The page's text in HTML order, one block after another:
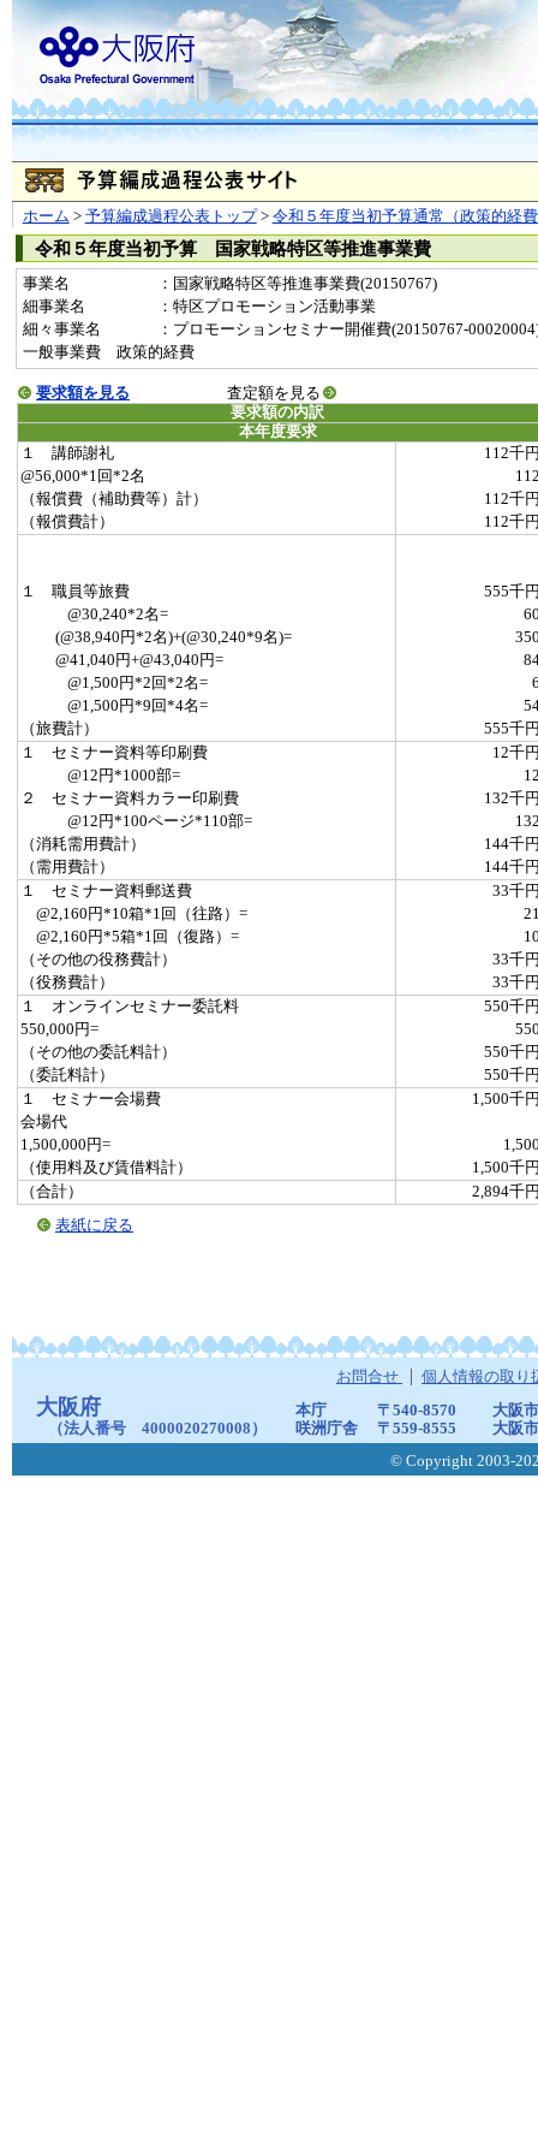
ホーム > 予算編成過程公表トップ> 令和５年度当初予算通常（政策的経
令和５年度当初予算 国家戦略特区等推進事業費
事業名
：国家戦略特区等推進事業費(20150767)
細事業名
：特区プロモーション活動事業
細々事業名
：プロモーションセミナー開催費(20150767-
一般事業費 政策的経費
要求額を見る
査定額を見る
要求額の内訳
本年度要求
１ 講師謝礼
112千
@56,000*1回*2名
（報償費（補助費等）計）
112千
（報償費計）
112千
１ 職員等旅費
555千
@30,240*2名=
(@38,940円*2名)+(@30,240*9名)=
@41,040円+@43,040円=
@1,500円*2回*2名=
@1,500円*9回*4名=
（旅費計）
555千
１ セミナー資料等印刷費
12千
@12円*1000部=
２ セミナー資料カラー印刷費
132千
@12円*100ページ*110部=
（消耗需用費計）
144千
（需用費計）
144千
１ セミナー資料郵送費
33千
@2,160円*10箱*1回（往路）=
@2,160円*5箱*1回（復路）=
（その他の役務費計）
33千
（役務費計）
33千
１ オンラインセミナー委託料
550千
550,000円=
（その他の委託料計）
550千
（委託料計）
550千
１ セミナー会場費
1,500千
会場代
1,500,000円=
（使用料及び賃借料計）
1,500千
（合計）
2,894千
表紙に戻る
お問合せ 個人情報の取り
大阪府
（法人番号 4000020270008）
本庁 〒540-8570
大阪
咲洲庁舎
〒559-8555
大阪
© Copyright 2003-